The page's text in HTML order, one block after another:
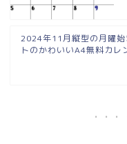
2024年11月縦型の月曜始
トのかわいいA4無料カレ